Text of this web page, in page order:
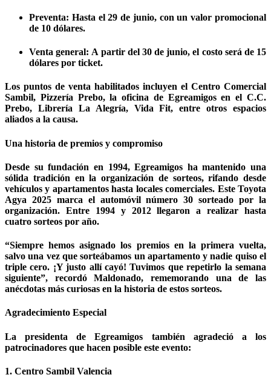
Preventa: Hasta el 29 de junio, con un valor promocional
de 10 dólares.
Venta general: A partir del 30 de junio, el costo será de 15
dólares por ticket.
Los puntos de venta habilitados incluyen el Centro Comercial
Sambil, Pizzería Prebo, la oficina de Egreamigos en el C.C.
Prebo, Librería La Alegría, Vida Fit, entre otros espacios
aliados a la causa.
Una historia de premios y compromiso
Desde su fundación en 1994, Egreamigos ha mantenido una
sólida tradición en la organización de sorteos, rifando desde
vehículos y apartamentos hasta locales comerciales. Este Toyota
Agya 2025 marca el automóvil número 30 sorteado por la
organización. Entre 1994 y 2012 llegaron a realizar hasta
cuatro sorteos por año.
“Siempre hemos asignado los premios en la primera vuelta,
salvo una vez que sorteábamos un apartamento y nadie quiso el
triple cero. ¡Y justo allí cayó! Tuvimos que repetirlo la semana
siguiente”, recordó Maldonado, rememorando una de las
anécdotas más curiosas en la historia de estos sorteos.
Agradecimiento Especial
La presidenta de Egreamigos también agradeció a los
patrocinadores que hacen posible este evento:
1. Centro Sambil Valencia